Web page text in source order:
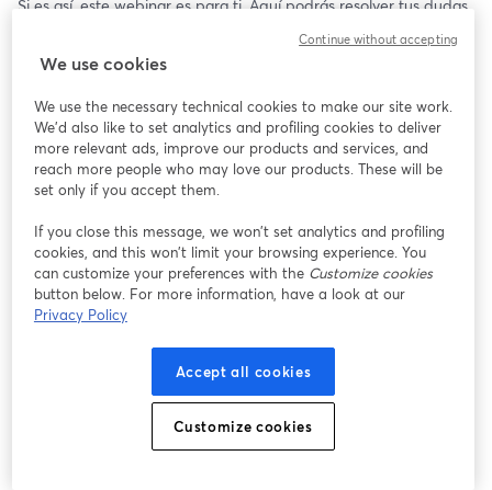
Si es así, este webinar es para ti. Aquí podrás resolver tus dudas
We use cookies
We use the necessary technical cookies to make our site work.
We'd also like to set analytics and profiling cookies to deliver
more relevant ads, improve our products and services, and
reach more people who may love our products. These will be
set only if you accept them.
If you close this message, we won’t set analytics and profiling
cookies, and this won’t limit your browsing experience. You
can customize your preferences with the Customize cookies
button below. For more information, have a look at our
Privacy Policy
Accept all cookies
Customize cookies
Continue without accepting